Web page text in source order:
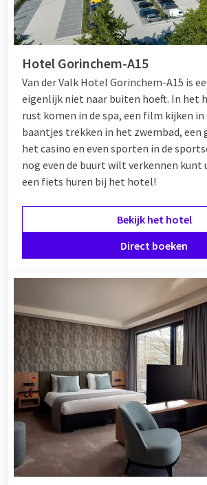
Voor een comfortabele overnachting in
Valk Hotel Gorinchem-A15ofVan der
A27 een uitstekende keuze. Dit centraal
Rotterdam, Breda, en Utrecht biedt een
voorzieningen, waaronder gratis
casino, en een Vue-bioscoop. Ontspan in
wellness, of werk aan uw conditie in de
hotel beschikt ook over fietsverhuur,
te verkennen. Voor culinaire verwennerij
het restaurant voor een live cooking
een gezellige ambiance een drankje kunt
arrangementen en vijf prachtige suites
een ontspannen en veelzijdig bezoek aan
omstreken.
Hotel Gorinchem-A15
Van der Valk Hotel Gorinchem-A15 is
eigenlijk niet naar buiten hoeft. In het
rust komen in de spa, een film kijken in
baantjes trekken in het zwembad, een
het casino en even sporten in de
nog even de buurt wilt verkennen kunt
een fiets huren bij het hotel!
Bekijk het hotel
Direct boeken